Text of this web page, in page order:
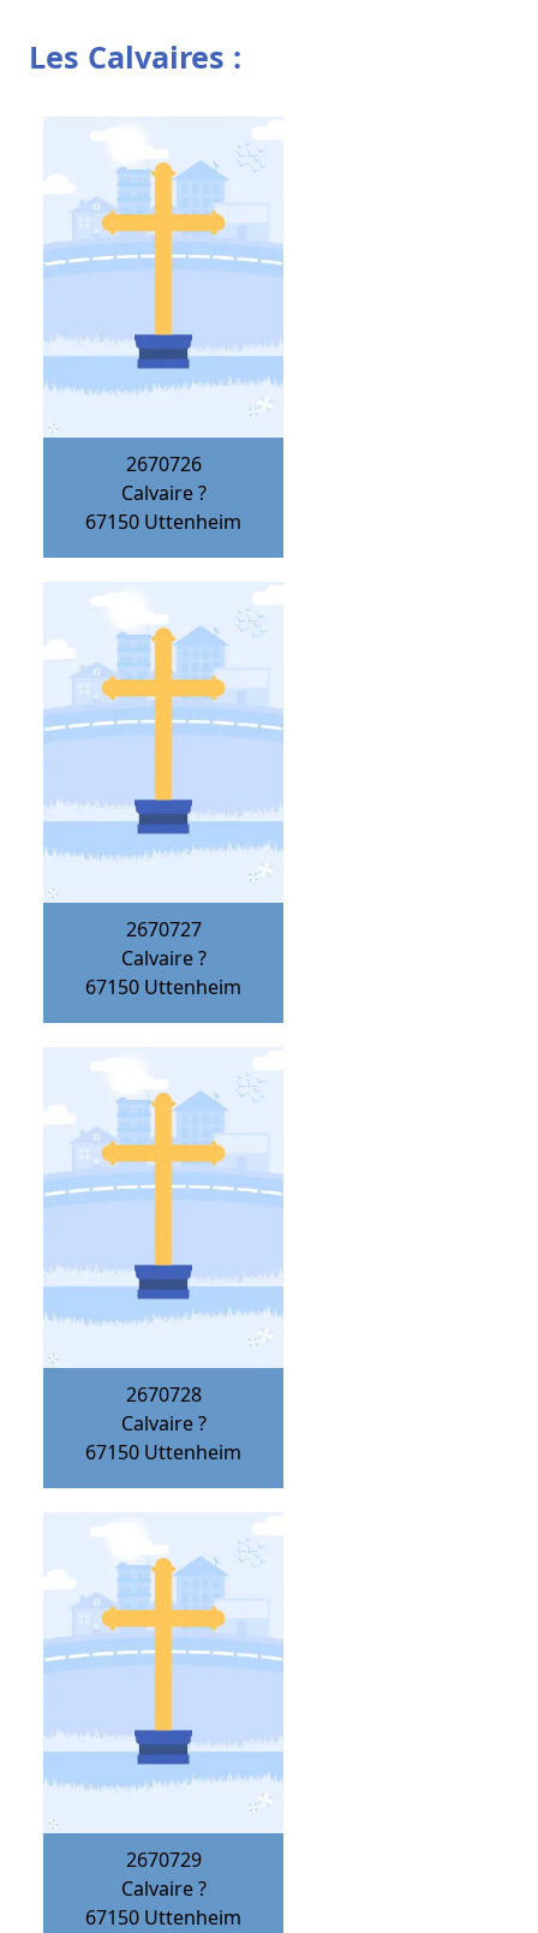
Les Calvaires :
2670726
Calvaire ?
67150 Uttenheim
2670727
Calvaire ?
67150 Uttenheim
2670728
Calvaire ?
67150 Uttenheim
2670729
Calvaire ?
67150 Uttenheim